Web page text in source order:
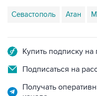
Подписаться на
Получать